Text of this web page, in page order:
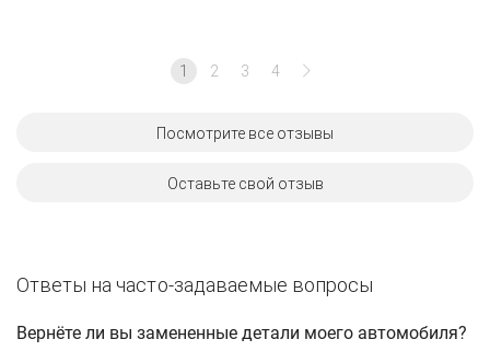
1 2 3 4
Посмотрите все отзывы
Оставьте свой отзыв
Ответы на часто-задаваемые вопросы
Вернёте ли вы замененные детали моего автомобиля?